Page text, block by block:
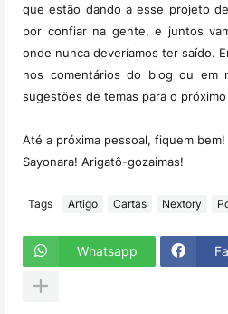
que estão dando a esse projeto
por confiar na gente, e juntos
onde nunca deveríamos ter saído.
nos comentários do blog ou em
sugestões de temas para o
Até a próxima pessoal, fiquem bem!
Sayonara! Arigatô-gozaimas!
Tags Artigo Cartas Nextory
Whatsapp